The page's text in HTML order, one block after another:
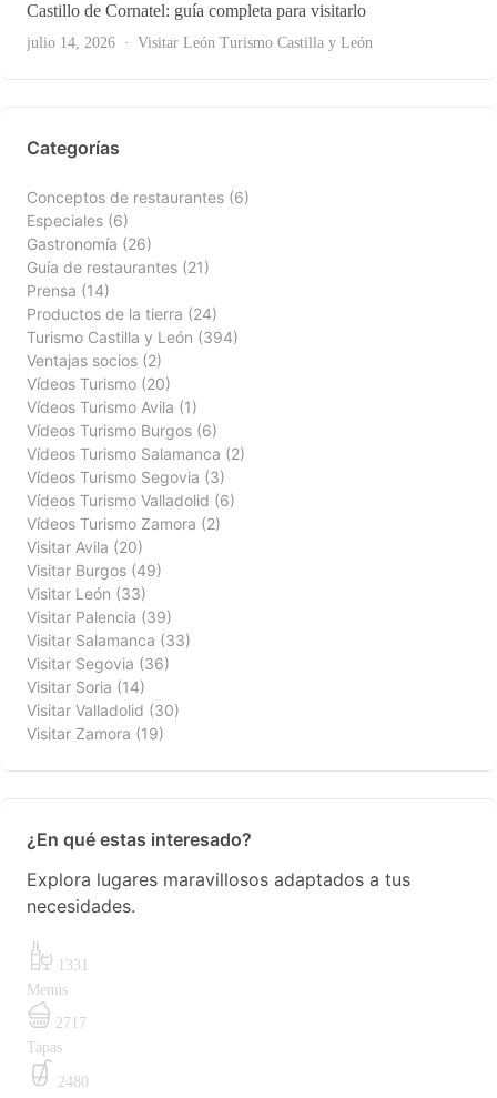
Castillo de Cornatel: guía completa para visitarlo
julio 14, 2026 Visitar León Turismo Castilla y León
Ver Todas
Categorías
Conceptos de restaurantes (6)
Especiales (6)
Gastronomía (26)
Guía de restaurantes (21)
Prensa (14)
Productos de la tierra (24)
Turismo Castilla y León (394)
Ventajas socios (2)
Vídeos Turismo (20)
Vídeos Turismo Avila (1)
Vídeos Turismo Burgos (6)
Vídeos Turismo Salamanca (2)
Vídeos Turismo Segovia (3)
Vídeos Turismo Valladolid (6)
Vídeos Turismo Zamora (2)
Visitar Avila (20)
Visitar Burgos (49)
Visitar León (33)
Visitar Palencia (39)
Visitar Salamanca (33)
Visitar Segovia (36)
Visitar Soria (14)
Visitar Valladolid (30)
Visitar Zamora (19)
¿En qué estas interesado?
Explora lugares maravillosos adaptados a tus
necesidades.
1331
Menús
2717
Tapas
2480